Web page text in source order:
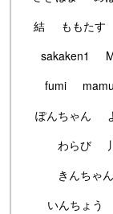
結
ももたす
sakaken1
fumi
ぽんちゃん
わらび
きんちゃん
いんちょう